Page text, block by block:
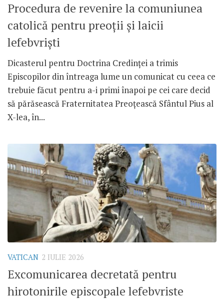
Procedura de revenire la comuniunea
catolică pentru preoții și laicii
lefebvriști
Dicasterul pentru Doctrina Credinței a trimis
Episcopilor din întreaga lume un comunicat cu ceea ce
trebuie făcut pentru a-i primi înapoi pe cei care decid
să părăsească Fraternitatea Preoțească Sfântul Pius al
X-lea, în...
VATICAN 2 IULIE 2026
Excomunicarea decretată pentru
hirotonirile episcopale lefebvriste